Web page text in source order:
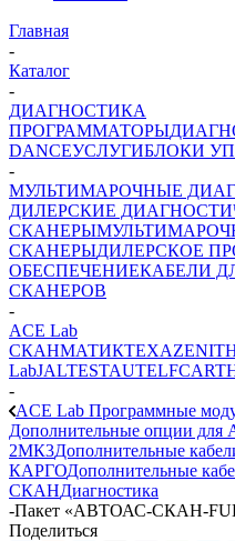
Главная
-
Каталог
-
ДИАГНОСТИКА
ПРОГРАММАТОРЫ
DANCEУСЛУГИБЛОКИ
-
МУЛЬТИМАРОЧНЫЕ
ДИЛЕРСКИЕ
СКАНЕРЫ
СКАНЕРЫДИЛЕРСКОЕ
ОБЕСПЕЧЕНИЕКАБЕЛИ
СКАНЕРОВ
-
ACE Lab
СКАНМАТИКTEXA
LabJALTESTAUTELFCAR
-
ACE Lab Программные
Дополнительные опции
2МК3Дополнительные
КАРГОДополнительные
СКАНДиагностика
-Пакет «АВТОАС-СКАН-
Поделиться